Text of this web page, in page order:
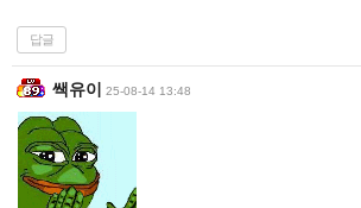
답글
쌕유이 25-08-14 13:48